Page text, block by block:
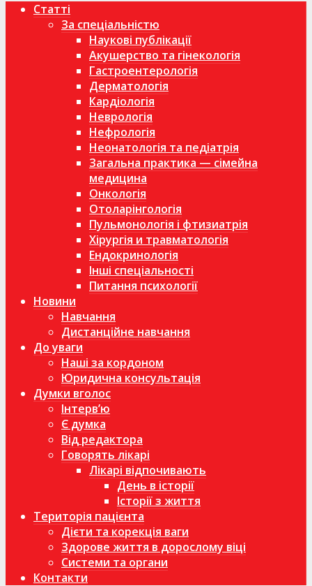
Статті
За спеціальністю
Наукові публікації
Акушерство та гінекологія
Гастроентерологія
Дерматологія
Кардіологія
Неврологія
Нефрологія
Неонатологія та педіатрія
Загальна практика — сімейна
медицина
Онкологія
Отоларінгологія
Пульмонологія і фтизиатрія
Хірургія и травматологія
Ендокринологія
Інші спеціальності
Питання психології
Новини
Навчання
Дистанційне навчання
До уваги
Наші за кордоном
Юридична консультація
Думки вголос
Інтерв’ю
Є думка
Від редактора
Говорять лікарі
Лікарі відпочивають
День в історії
Історії з життя
Територія пацієнта
Дієти та корекція ваги
Здорове життя в дорослому віці
Системи та органи
Контакти